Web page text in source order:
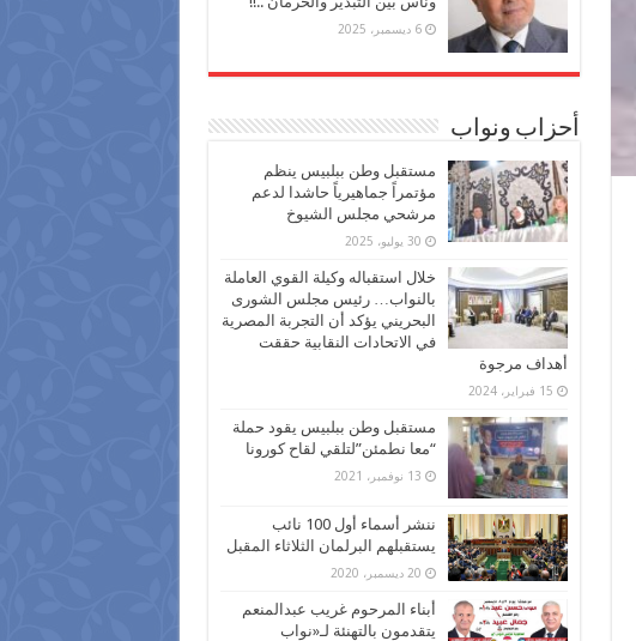
6 ديسمبر، 2025
أحزاب ونواب
مستقبل وطن ببلبيس ينظم
مؤتمراً جماهيرياً حاشدا لدعم
مرشحي مجلس الشيوخ
30 يوليو، 2025
خلال استقباله وكيلة القوي العاملة
بالنواب… رئيس مجلس الشورى
البحريني يؤكد أن التجربة المصرية
في الاتحادات النقابية حققت
أهداف مرجوة
15 فبراير، 2024
مستقبل وطن ببلبيس يقود حملة
“معا نطمئن”لتلقي لقاح كورونا
13 نوفمبر، 2021
ننشر أسماء أول 100 نائب
يستقبلهم البرلمان الثلاثاء المقبل
20 ديسمبر، 2020
أبناء المرحوم غريب عبدالمنعم
يتقدمون بالتهنئة لـ«نواب